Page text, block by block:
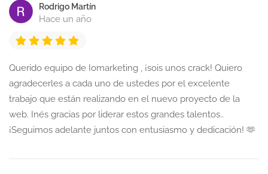
Rodrigo Martín
Hace un año
Querido equipo de Iomarketing , ¡sois unos crack! Quiero
agradecerles a cada uno de ustedes por el excelente
trabajo que están realizando en el nuevo proyecto de la
web. Inés gracias por liderar estos grandes talentos..
¡Seguimos adelante juntos con entusiasmo y dedicación! 🫶